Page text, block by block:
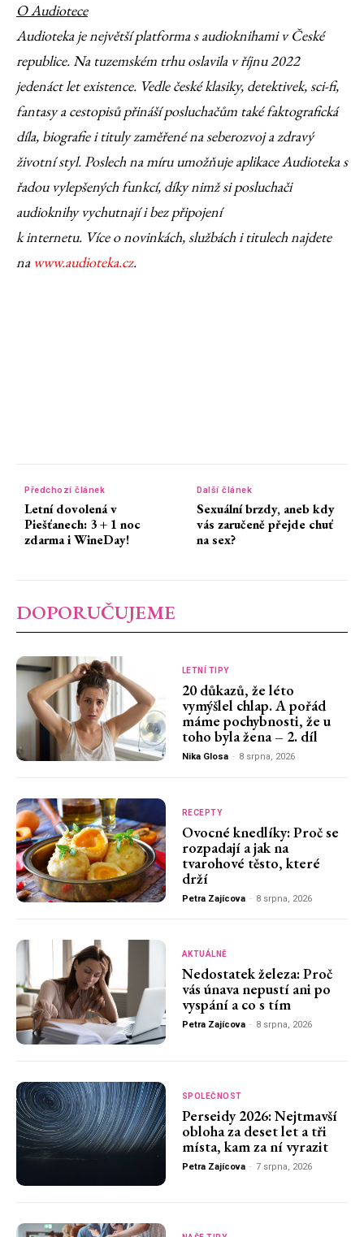
O Audiotece
Audioteka je největší platforma s audioknihami v České
republice. Na tuzemském trhu oslavila v říjnu 2022
jedenáct let existence. Vedle české klasiky, detektivek, sci-fi,
fantasy a cestopisů přináší posluchačům také faktografická
díla, biografie i tituly zaměřené na seberozvoj a zdravý
životní styl. Poslech na míru umožňuje aplikace Audioteka s
řadou vylepšených funkcí, díky nimž si posluchači
audioknihy vychutnají i bez připojení
k internetu. Více o novinkách, službách i titulech najdete
na www.audioteka.cz.
Předchozí článek
Letní dovolená v
Piešťanech: 3 + 1 noc
zdarma i WineDay!
Další článek
Sexuální brzdy, aneb kdy
vás zaručeně přejde chuť
na sex?
DOPORUČUJEME
LETNÍ TIPY
20 důkazů, že léto
vymýšlel chlap. A pořád
máme pochybnosti, že u
toho byla žena – 2. díl
Nika Glosa - 8 srpna, 2026
RECEPTY
Ovocné knedlíky: Proč se
rozpadají a jak na
tvarohové těsto, které
drží
Petra Zajícova - 8 srpna, 2026
AKTUÁLNĚ
Nedostatek železa: Proč
vás únava nepustí ani po
vyspání a co s tím
Petra Zajícova - 8 srpna, 2026
SPOLEČNOST
Perseidy 2026: Nejtmavší
obloha za deset let a tři
místa, kam za ní vyrazit
Petra Zajícova - 7 srpna, 2026